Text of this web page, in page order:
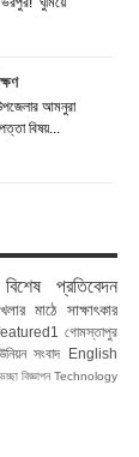
আমনুরা
বিষয়...
বিশেষ প্রতিবেদন
মাঠে
সাক্ষাৎকার
গোমস্তাপুর
সংবাদ English
বিজ্ঞাপন Technology